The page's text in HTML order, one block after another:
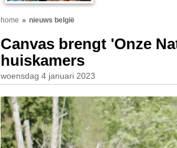
home nieuws belgië
Canvas brengt 'Onze
huiskamers
woensdag 4 januari 2023